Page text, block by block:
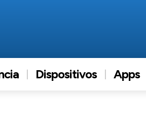
Dispositivos Apps